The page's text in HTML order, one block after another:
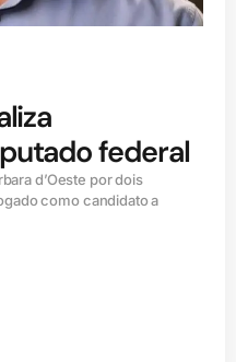
federal
d’Oeste por dois
como candidato a